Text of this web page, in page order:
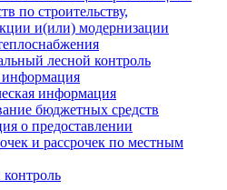
по строительству,
и(или) модернизации
лесной контроль
информация
информация
бюджетных средств
о предоставлении
и рассрочек по местным